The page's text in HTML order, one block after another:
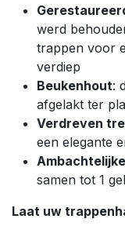
werd
trappen voor
verdiep
Beukenhout:
afgelakt ter
Verdreven
een elegante
samen tot 1
Laat uw